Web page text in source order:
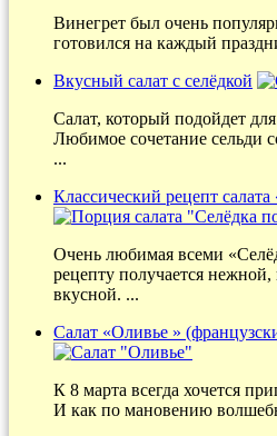
Винегрет был очень
готовился на каждый
Вкусный салат с селёдкой
Салат, который подойдет
Любимое сочетание сельди
...
Классический рецепт
Очень любимая всеми
рецепту получается
вкусной. ...
Салат «Оливье »
К 8 марта всегда хочется
И как по мановению